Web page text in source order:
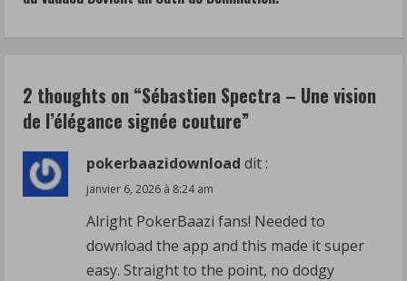
e
R
e
2 thoughts on “Sébastien Spectra – Une vision
de l’élégance signée couture”
pokerbaazidownload dit :
janvier 6, 2026 à 8:24 am
Alright PokerBaazi fans! Needed to
download the app and this made it super
easy. Straight to the point, no dodgy